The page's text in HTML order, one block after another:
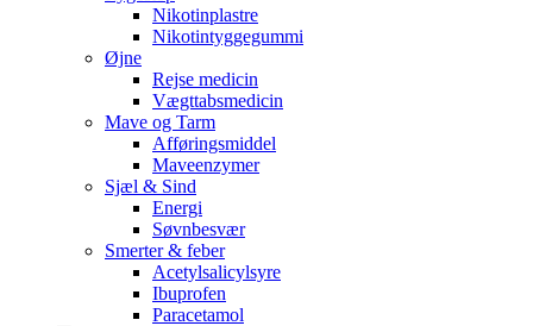
Nikotinplastre
Nikotintyggegummi
Øjne
Rejse medicin
Vægttabsmedicin
Mave og Tarm
Afføringsmiddel
Maveenzymer
Sjæl & Sind
Energi
Søvnbesvær
Smerter & feber
Acetylsalicylsyre
Ibuprofen
Paracetamol